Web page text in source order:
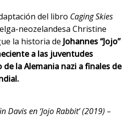
del libro Caging Skies
neozelandesa Christine
la historia de Johannes “Jojo”
a las juventudes
la Alemania nazi a finales de
en ‘Jojo Rabbit’ (2019) –